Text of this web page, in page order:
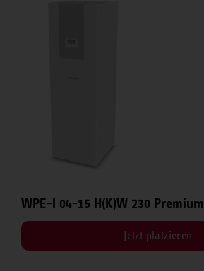
WPE-I 04-15 H(K)W 230 Premium
Jetzt platzieren